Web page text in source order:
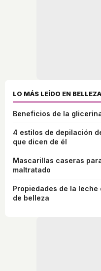
LO MÁS LEÍDO EN BELLEZA
Beneficios de la
4 estilos de depilación
que dicen de él
Mascarillas caseras
maltratado
Propiedades de la
de belleza